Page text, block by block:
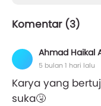
Komentar (3)
Ahmad Haikal
5 bulan 1 hari lalu
Karya yang
suka🤧